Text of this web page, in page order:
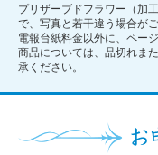
プリザーブドフラワー（加
で、写真と若干違う場合がご
電報台紙料金以外に、ペー
商品については、品切れま
承ください。